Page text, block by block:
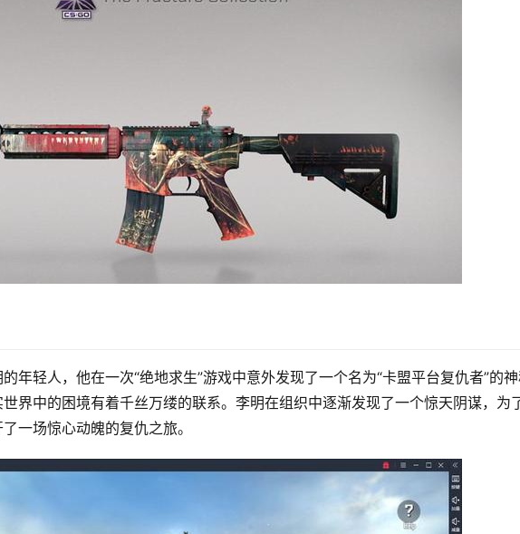
年轻人，他在一次“绝地求生”游戏中意外发现了一个名为“卡盟平台复仇者”的
界中的困境有着千丝万缕的联系。李明在组织中逐渐发现了一个惊天阴谋，为
一场惊心动魄的复仇之旅。